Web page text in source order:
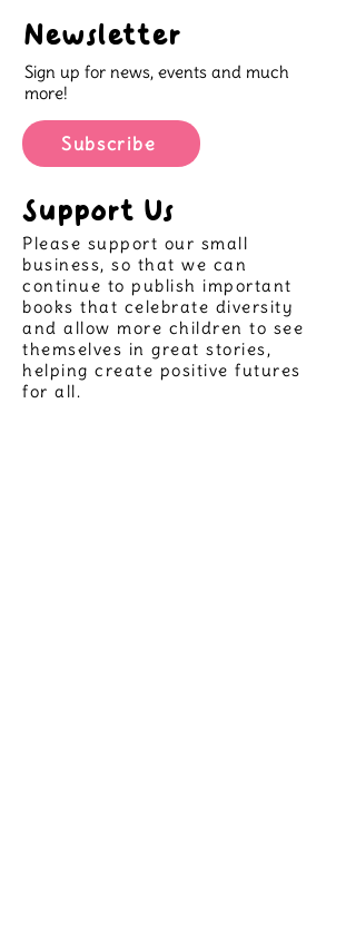
Newsletter
Sign up for news, events and much
more!
Subscribe
Support Us
Please support our small
business, so that we can
continue to publish important
books that celebrate diversity
and allow more children to see
themselves in great stories,
helping create positive futures
for all.